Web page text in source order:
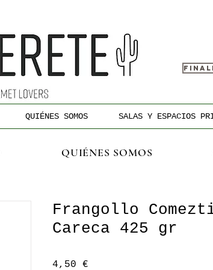
QUIÉNES SOMOS SALAS Y ESPACIOS
QUIÉNES SOMOS
Frangollo
Careca 425 gr
4,50 €